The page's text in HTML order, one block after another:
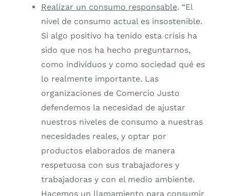
Realizar un consumo responsable. “El
nivel de consumo actual es insostenible.
Si algo positivo ha tenido esta crisis ha
sido que nos ha hecho preguntarnos,
como individuos y como sociedad qué es
lo realmente importante. Las
organizaciones de Comercio Justo
defendemos la necesidad de ajustar
nuestros niveles de consumo a nuestras
necesidades reales, y optar por
productos elaborados de manera
respetuosa con sus trabajadores y
trabajadoras y con el medio ambiente.
Hacemos un llamamiento para consumir